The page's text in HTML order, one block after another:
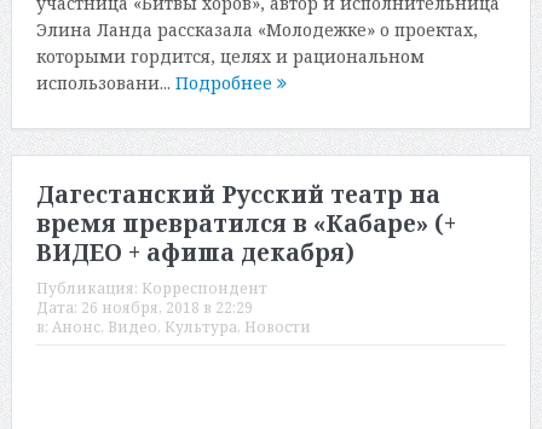
Элина Ланда рассказала «Молодежке» о проектах,
которыми гордится, целях и рациональном
использовани... Подробнее
Дагестанский Русский театр на
время превратился в «Кабаре» (+
ВИДЕО + афиша декабря)
Публикация: Корреспондент
Дата: 26 ноября, 2018 в 22:29
в: Анонс, Видео, Культура, Новости